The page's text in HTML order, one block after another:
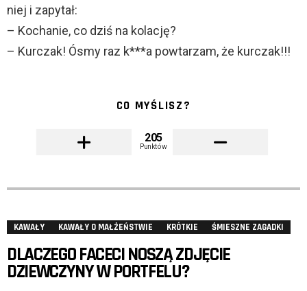
niej i zapytał:
– Kochanie, co dziś na kolację?
– Kurczak! Ósmy raz k***a powtarzam, że kurczak!!!
CO MYŚLISZ?
205
Punktów
KAWAŁY KAWAŁY O MAŁŻEŃSTWIE KRÓTKIE ŚMIESZNE ZAGADKI
DLACZEGO FACECI NOSZĄ ZDJĘCIE
DZIEWCZYNY W PORTFELU?